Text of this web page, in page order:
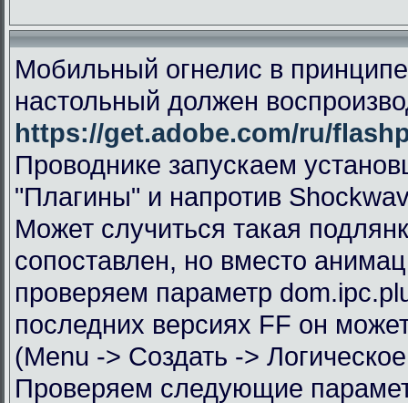
Мобильный огнелис в
настольный должен
https://get.adobe.com/ru/
Проводнике запускаем
"Плагины" и напротив
Может случиться такая
сопоставлен, но вместо
проверяем параметр
последних версиях FF он
(Menu -> Создать ->
Проверяем следующие